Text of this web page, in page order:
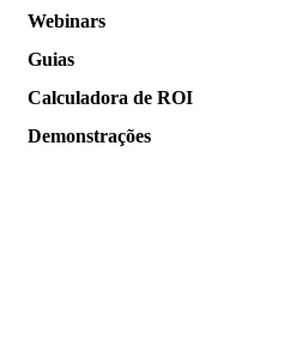
Webinars
Guias
Calculadora de ROI
Demonstrações